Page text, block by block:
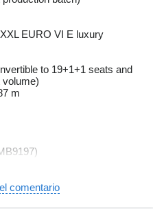
EURO VI E luxury
to 19+1+1 seats and
volume)
m
equipment:
comentario